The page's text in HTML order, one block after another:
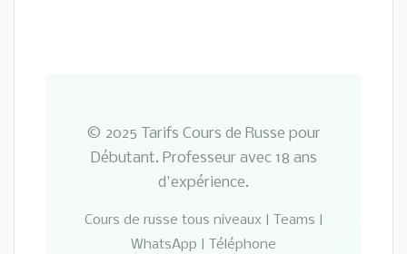
© 2025 Tarifs Cours de Russe pour
Débutant. Professeur avec 18 ans
d'expérience.
Cours de russe tous niveaux | Teams |
WhatsApp | Téléphone